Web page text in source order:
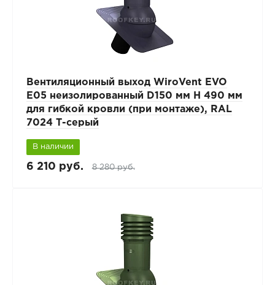
Вентиляционный выход WiroVent EVO
E05 неизолированный D150 мм Н 490 мм
для гибкой кровли (при монтаже), RAL
7024 Т-серый
В наличии
6 210 руб. 8 280 руб.